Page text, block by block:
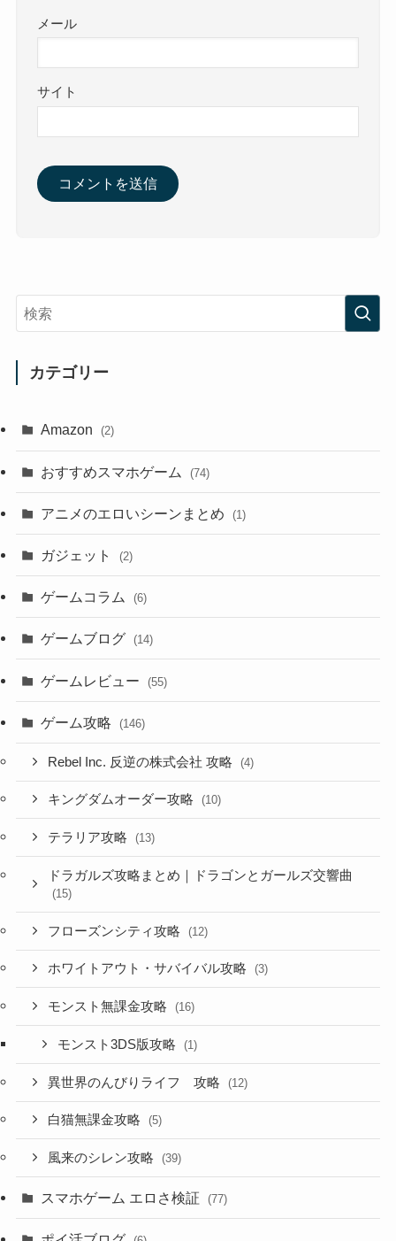
メール
サイト
カテゴリー
Amazon (2)
おすすめスマホゲーム (74)
アニメのエロいシーンまとめ (1)
ガジェット (2)
ゲームコラム (6)
ゲームブログ (14)
ゲームレビュー (55)
ゲーム攻略 (146)
Rebel Inc. 反逆の株式会社 攻略 (4)
キングダムオーダー攻略 (10)
テラリア攻略 (13)
ドラガルズ攻略まとめ｜ドラゴンとガールズ交響曲
(15)
フローズンシティ攻略 (12)
ホワイトアウト・サバイバル攻略 (3)
モンスト無課金攻略 (16)
モンスト3DS版攻略 (1)
異世界のんびりライフ 攻略 (12)
白猫無課金攻略 (5)
風来のシレン攻略 (39)
スマホゲーム エロさ検証 (77)